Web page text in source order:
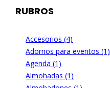
RUBROS
Accesorios (4)
Adornos para eventos (1)
Agenda (1)
Almohadas (1)